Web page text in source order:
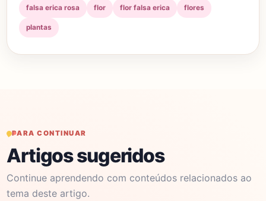
falsa erica rosa flor flor falsa erica flores
plantas
PARA CONTINUAR
Artigos sugeridos
Continue aprendendo com conteúdos relacionados ao
tema deste artigo.